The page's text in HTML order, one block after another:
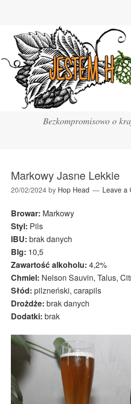
Bezkompromisowo o
Markowy Jasne Lekkie
20/02/2024 by Hop Head Leave a
Browar: Markowy
Styl: Pils
IBU: brak danych
Blg: 10,5
Zawartość alkoholu: 4,2%
Chmiel: Nelson Sauvin, Talus,
Słód: pilzneński, carapils
Drożdże: brak danych
Dodatki: brak